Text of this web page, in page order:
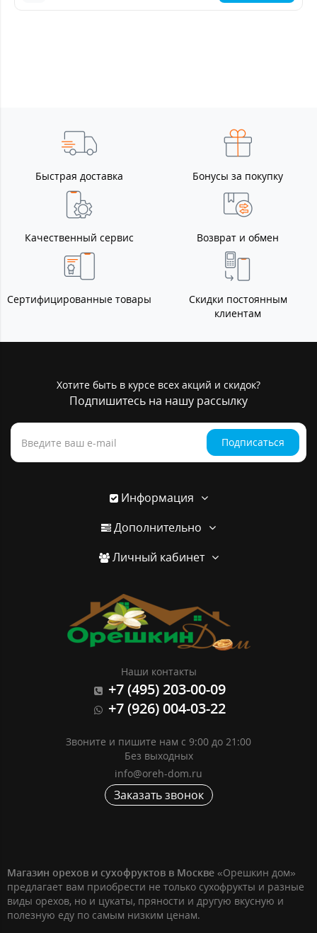
Быстрая доставка Бонусы за покупку
Качественный сервис Возврат и обмен
Сертифицированные товары
Скидки постоянным
клиентам
Хотите быть в курсе всех акций и скидок?
Подпишитесь на нашу рассылку
Подписаться
Информация
Дополнительно
Личный кабинет
Наши контакты
+7 (495) 203-00-09
+7 (926) 004-03-22
Звоните и пишите нам с 9:00 до 21:00
Без выходных
info@oreh-dom.ru
Заказать звонок
Магазин орехов и сухофруктов в Москве «Орешкин дом»
предлагает вам приобрести не только сухофрукты и разные
виды орехов, но и цукаты, пряности и другую вкусную и
полезную еду по самым низким ценам.